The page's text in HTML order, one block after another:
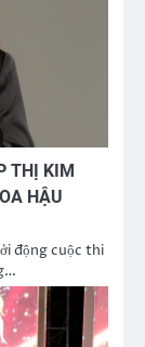
THỊ KIM
HẬU
động cuộc thi